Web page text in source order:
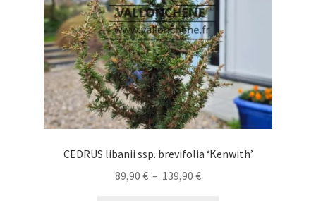
page
du
produit
CEDRUS libanii ssp. brevifolia ‘Kenwith’
89,90 € – 139,90 €Plage